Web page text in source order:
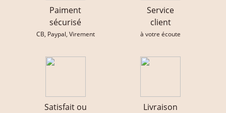
Paiment
sécurisé
CB, Paypal, Virement
Service
client
à votre écoute
Satisfait ou
Livraison